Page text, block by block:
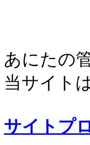
あにたの
当サイト
サイトプ